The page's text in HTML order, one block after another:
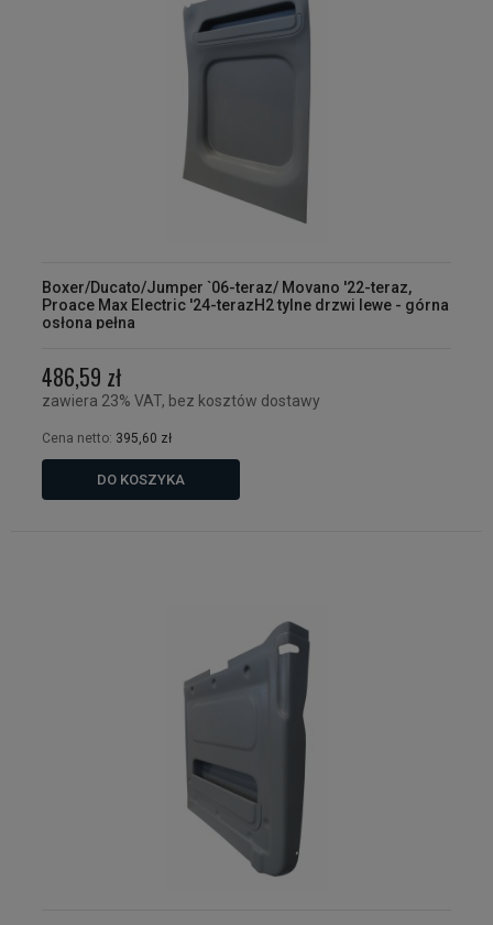
Boxer/Ducato/Jumper `06-teraz/ Movano '22-teraz,
Proace Max Electric '24-terazH2 tylne drzwi lewe - górna
osłona pełna
486,59 zł
zawiera 23% VAT, bez kosztów dostawy
Cena netto: 395,60 zł
DO KOSZYKA